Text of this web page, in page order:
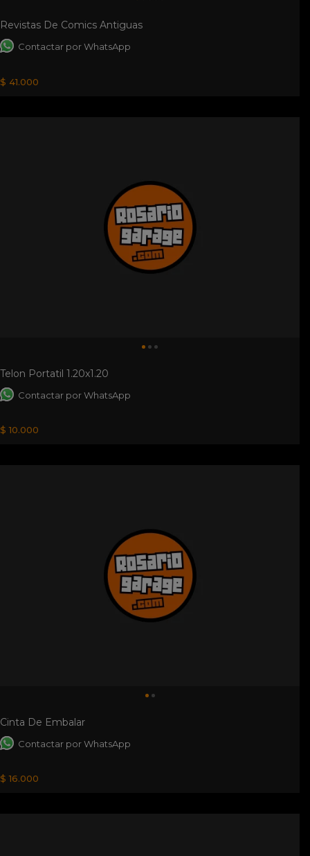
Revistas De Comics Antiguas
Contactar por WhatsApp
$ 41.000
Telon Portatil 1.20x1.20
Contactar por WhatsApp
$ 10.000
Cinta De Embalar
Contactar por WhatsApp
$ 16.000